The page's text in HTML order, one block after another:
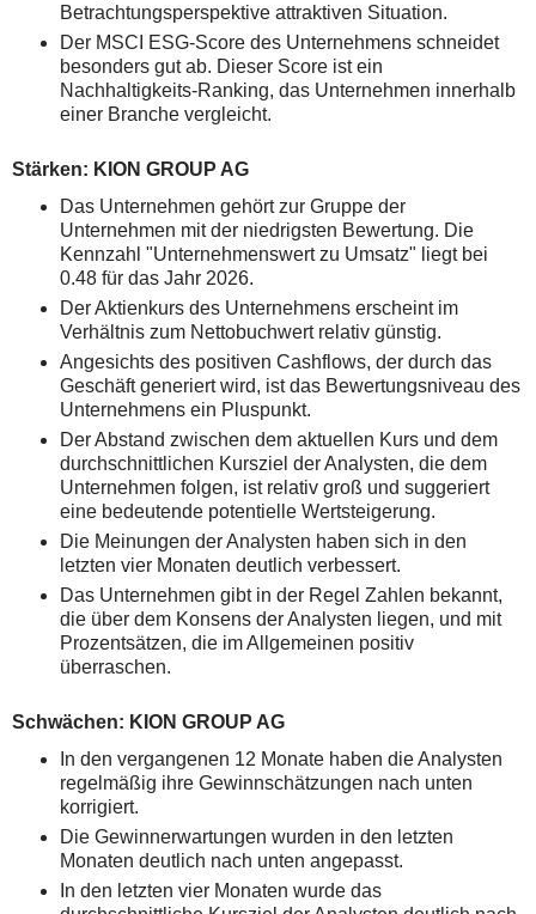
Betrachtungsperspektive attraktiven Situation.
Der MSCI ESG-Score des Unternehmens schneidet
besonders gut ab. Dieser Score ist ein
Nachhaltigkeits-Ranking, das Unternehmen innerhalb
einer Branche vergleicht.
Stärken: KION GROUP AG
Das Unternehmen gehört zur Gruppe der
Unternehmen mit der niedrigsten Bewertung. Die
Kennzahl "Unternehmenswert zu Umsatz" liegt bei
0.48 für das Jahr 2026.
Der Aktienkurs des Unternehmens erscheint im
Verhältnis zum Nettobuchwert relativ günstig.
Angesichts des positiven Cashflows, der durch das
Geschäft generiert wird, ist das Bewertungsniveau des
Unternehmens ein Pluspunkt.
Der Abstand zwischen dem aktuellen Kurs und dem
durchschnittlichen Kursziel der Analysten, die dem
Unternehmen folgen, ist relativ groß und suggeriert
eine bedeutende potentielle Wertsteigerung.
Die Meinungen der Analysten haben sich in den
letzten vier Monaten deutlich verbessert.
Das Unternehmen gibt in der Regel Zahlen bekannt,
die über dem Konsens der Analysten liegen, und mit
Prozentsätzen, die im Allgemeinen positiv
überraschen.
Schwächen: KION GROUP AG
In den vergangenen 12 Monate haben die Analysten
regelmäßig ihre Gewinnschätzungen nach unten
korrigiert.
Die Gewinnerwartungen wurden in den letzten
Monaten deutlich nach unten angepasst.
In den letzten vier Monaten wurde das